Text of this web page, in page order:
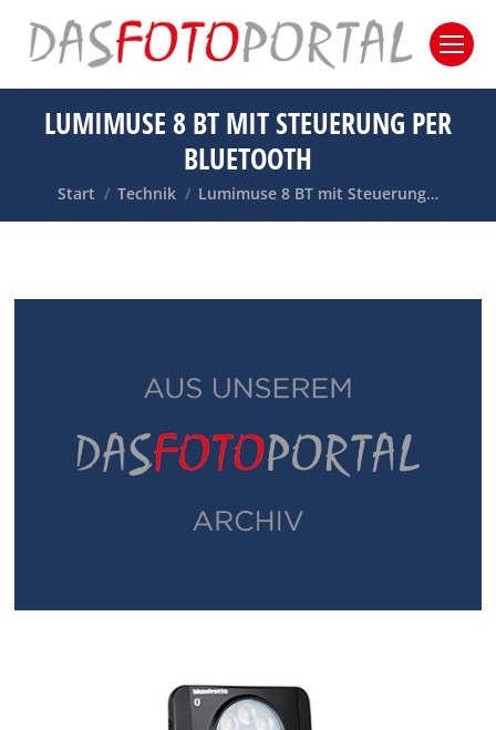
LUMIMUSE 8 BT MIT STEUERUNG PER
BLUETOOTH
Sie befinden sich hier:
Start Technik Lumimuse 8 BT mit Steuerung…